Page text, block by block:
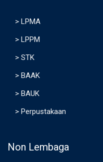
> LPMA
> LPPM
> STK
> BAAK
> BAUK
> Perpustakaan
Non Lembaga